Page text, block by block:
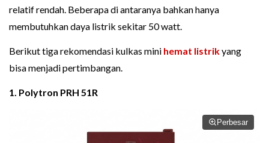
relatif rendah. Beberapa di antaranya bahkan hanya
membutuhkan daya listrik sekitar 50 watt.
Berikut tiga rekomendasi kulkas mini hemat listrikyang
bisa menjadi pertimbangan.
1. Polytron PRH 51R
Perbesar